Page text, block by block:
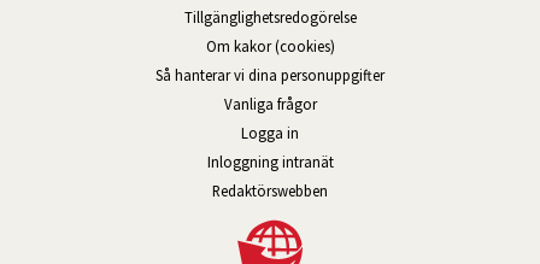
Tillgänglig­hets­redo­görelse
Om kakor (cookies)
Så hanterar vi dina personuppgifter
Vanliga frågor
Logga in
Inloggning intranätÖppnas i nytt fönster.
Redaktörswebben